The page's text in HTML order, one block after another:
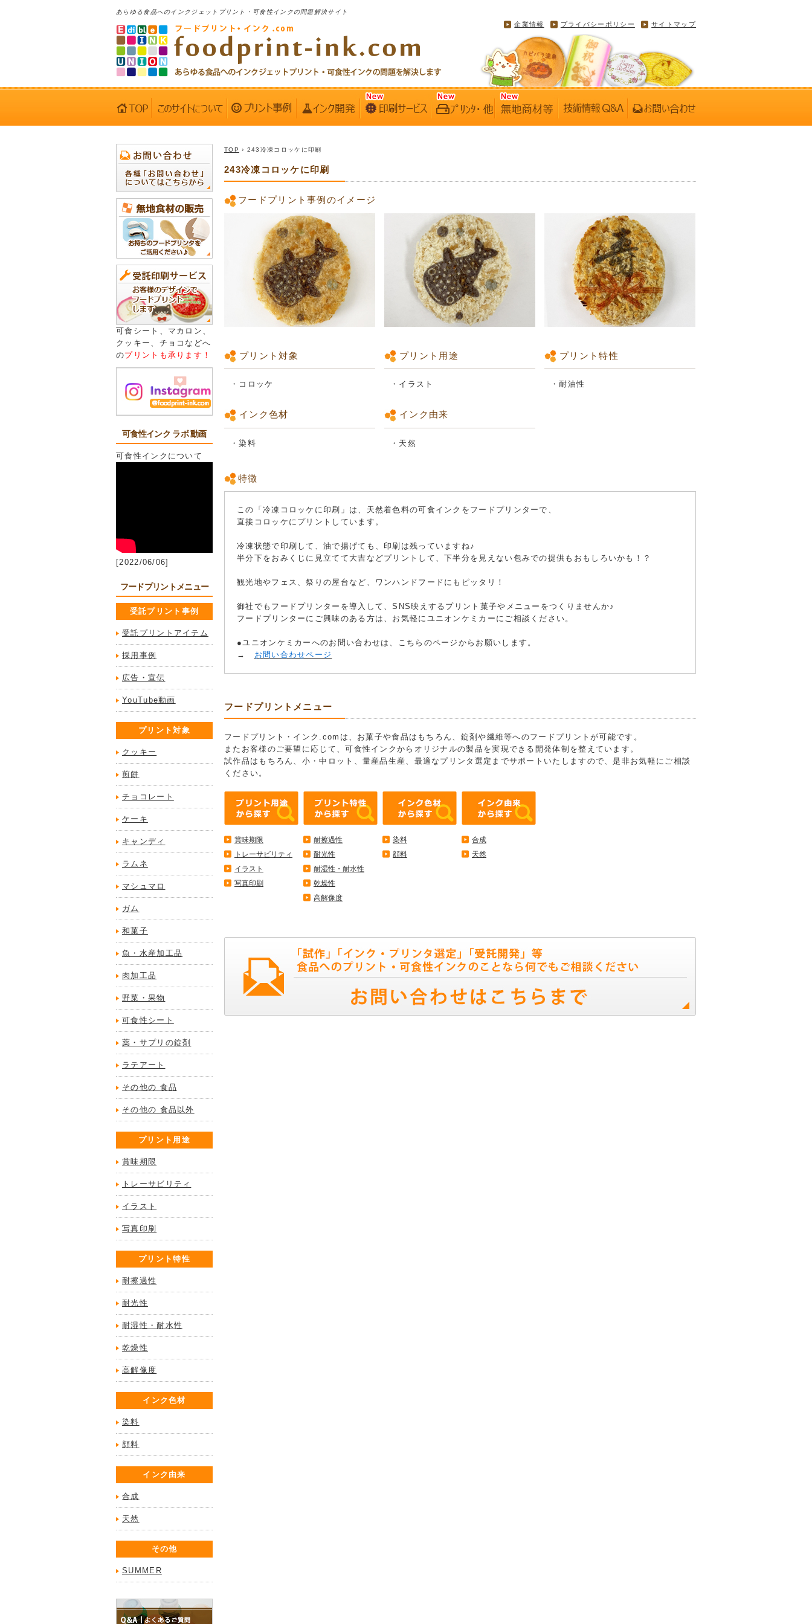
あらゆる食品へのインクジェットプリント・可食性インクの問題解決サイト
企業情報 プライバシーポリシー サイトマップ
可食シート、マカロン、
クッキー、チョコなどへ
のプリントも承ります！
可食性インク ラボ 動画
可食性インクについて
[2022/06/06]
フードプリントメニュー
受託プリント事例
受託プリントアイテム
採用事例
広告・宣伝
YouTube動画
プリント対象
クッキー
煎餅
チョコレート
ケーキ
キャンディ
ラムネ
マシュマロ
ガム
和菓子
魚・水産加工品
肉加工品
野菜・果物
可食性シート
薬・サプリの錠剤
ラテアート
その他の 食品
その他の 食品以外
プリント用途
賞味期限
トレーサビリティ
イラスト
写真印刷
プリント特性
耐擦過性
耐光性
耐湿性・耐水性
乾燥性
高解像度
インク色材
染料
顔料
インク由来
合成
天然
その他
SUMMER
TOP › 243冷凍コロッケに印刷
243冷凍コロッケに印刷
フードプリント事例のイメージ
プリント対象
・コロッケ
プリント用途
・イラスト
プリント特性
・耐油性
インク色材
・染料
インク由来
・天然
特徴
この「冷凍コロッケに印刷」は、天然着色料の可食インクをフードプリンターで、
直接コロッケにプリントしています。
冷凍状態で印刷して、油で揚げても、印刷は残っていますね♪
半分下をおみくじに見立てて大吉などプリントして、下半分を見えない包みでの提供もおもしろいかも！？
観光地やフェス、祭りの屋台など、ワンハンドフードにもピッタリ！
御社でもフードプリンターを導入して、SNS映えするプリント菓子やメニューをつくりませんか♪
フードプリンターにご興味のある方は、お気軽にユニオンケミカーにご相談ください。
●ユニオンケミカーへのお問い合わせは、こちらのページからお願いします。
→ お問い合わせページ
フードプリントメニュー
フードプリント・インク.comは、お菓子や食品はもちろん、錠剤や繊維等へのフードプリントが可能です。
またお客様のご要望に応じて、可食性インクからオリジナルの製品を実現できる開発体制を整えています。
試作品はもちろん、小・中ロット、量産品生産、最適なプリンタ選定までサポートいたしますので、是非お気軽にご相談
ください。
賞味期限
トレーサビリティ
イラスト
写真印刷
耐擦過性
耐光性
耐湿性・耐水性
乾燥性
高解像度
染料
顔料
合成
天然